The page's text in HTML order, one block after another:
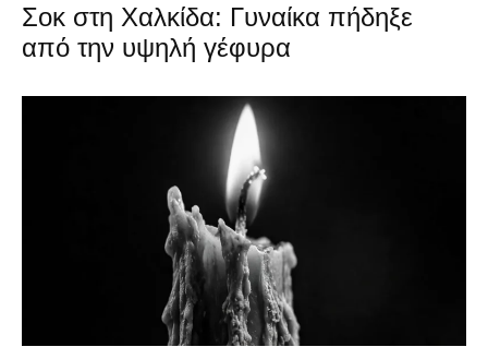
Σοκ στη Χαλκίδα: Γυναίκα πήδηξε
από την υψηλή γέφυρα